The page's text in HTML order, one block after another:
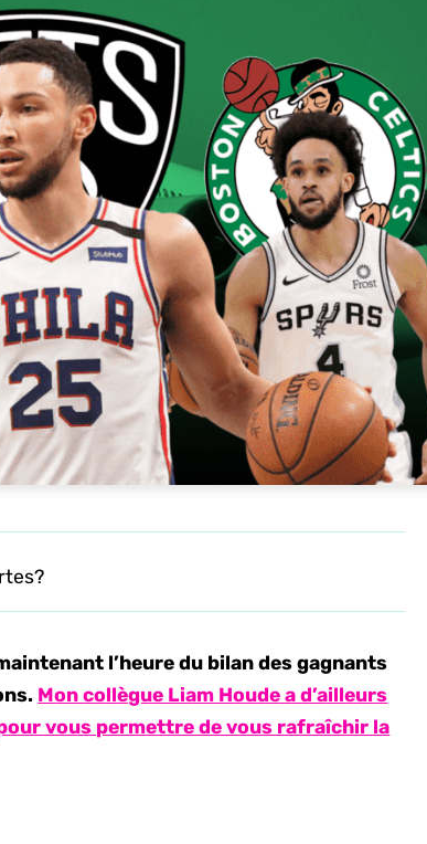
l’heure du bilan des gagnants
Mon collègue Liam Houde a d’ailleurs
vous permettre de vous rafraîchir la